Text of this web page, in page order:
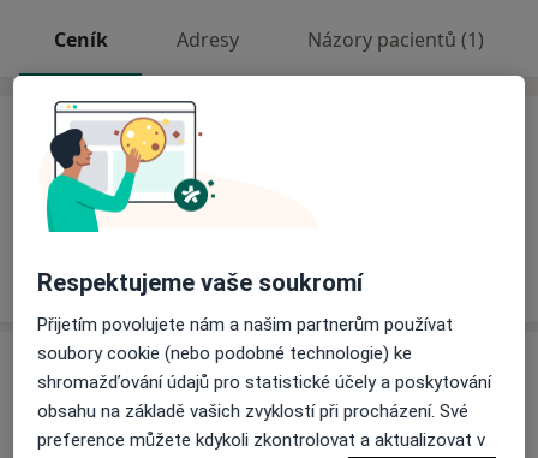
Ceník Adresy Názory pacientů (1)
Ceník
Informace o službách a cenách nejsou k dispozici
Tento specialista ještě nepřidával žádné informace o
Adresa
Odborný lékař oftalmologie
Pavelčákova 21, Olomouc77200
Respektujeme vaše soukromí
Přijetím povolujete nám a našim partnerům používat
soubory cookie (nebo podobné technologie) ke
shromažďování údajů pro statistické účely a poskytování
obsahu na základě vašich zvyklostí při procházení. Své
preference můžete kdykoli zkontrolovat a aktualizovat v